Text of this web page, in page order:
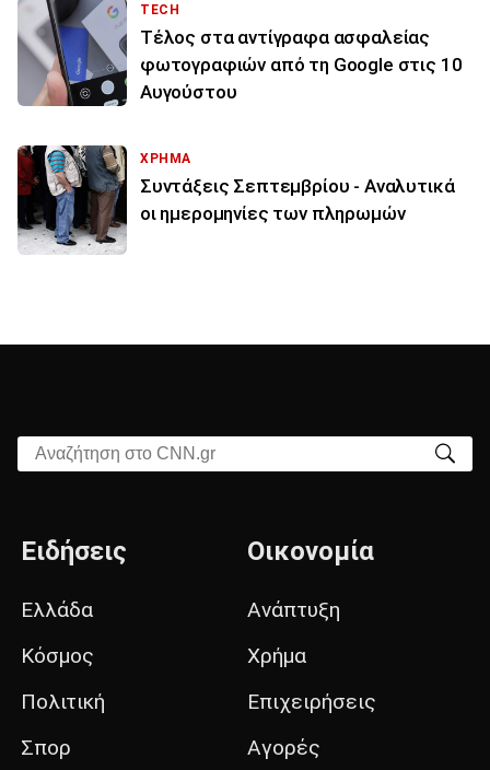
TECH
Τέλος στα αντίγραφα ασφαλείας
φωτογραφιών από τη Google στις 10
Αυγούστου
ΧΡΗΜΑ
Συντάξεις Σεπτεμβρίου - Αναλυτικά
οι ημερομηνίες των πληρωμών
Αναζήτηση στο CNN.gr
Ειδήσεις
Ελλάδα
Κόσμος
Πολιτική
Σπορ
Οικονομία
Ανάπτυξη
Χρήμα
Επιχειρήσεις
Αγορές